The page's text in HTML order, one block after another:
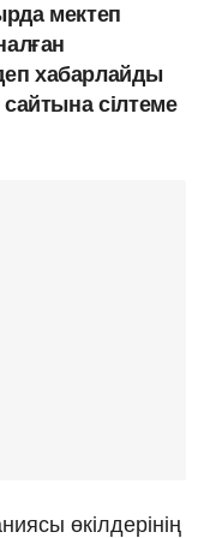
мектеп
хабарлайды
сайтына сілтеме
өкілдерінің